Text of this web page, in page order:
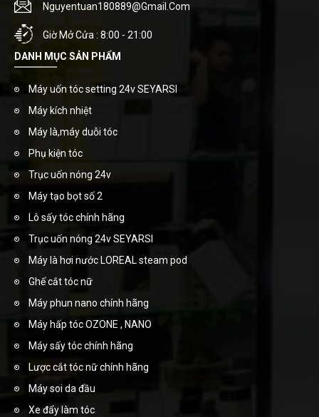
Nguyentuan180889@gmail.com
Giờ Mở Cửa : 8:00 - 21:00
DANH MỤC SẢN PHẨM
Máy uốn tóc setting 24v SEYARSI
Máy kích nhiệt
Máy là,máy duỗi tóc
Phụ kiện tóc
Trục uốn nóng 24v
Máy tạo bọt số 2
Lô sấy tóc chính hãng
Trục uốn nóng 24v SEYARSI
Máy là hơi nước LOREAL steam pod
Ghế cắt tóc nữ
Máy phun nano chính hãng
Máy hấp tóc OZONE , NANO
Máy sấy tóc chính hãng
Lược cắt tóc nữ chính hãng
Máy soi da đầu
Xe đẩy làm tóc